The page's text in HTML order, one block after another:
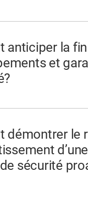
anticiper la
et
démontrer le
d’une
sécurité